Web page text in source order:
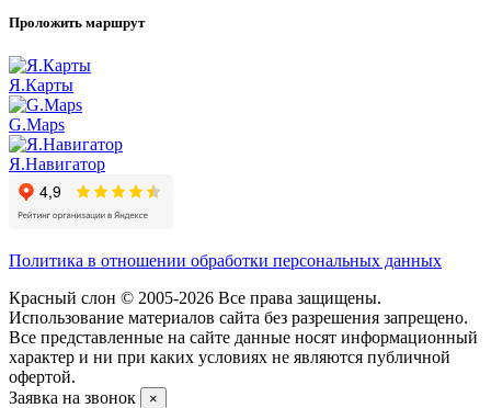
Проложить маршрут
Я.Карты
G.Maps
Я.Навигатор
Политика в отношении обработки персональных данных
Красный слон © 2005-2026 Все права защищены.
Использование материалов сайта без разрешения запрещено.
Все представленные на сайте данные носят информационный
характер и ни при каких условиях не являются публичной
офертой.
Заявка на звонок
×